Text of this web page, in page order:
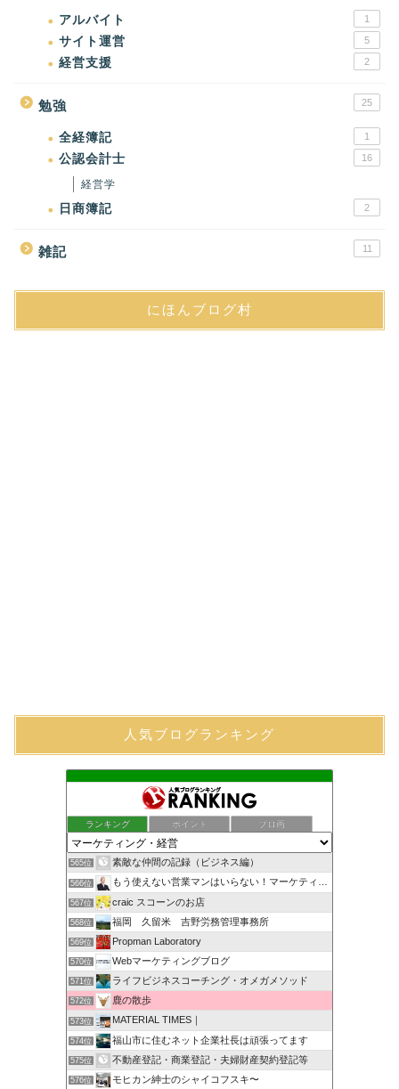
アルバイト 1
サイト運営 5
経営支援 2
勉強 25
全経簿記 1
公認会計士 16
経営学
日商簿記 2
雑記 11
にほんブログ村
人気ブログランキング
ランキング ポイント ブロ画
565位 素敵な仲間の記録（ビジネス編）
566位 もう使えない営業マンはいらない！マーケティング担当者による…
567位 craic スコーンのお店
568位 福岡 久留米 吉野労務管理事務所
569位 Propman Laboratory
570位 Webマーケティングブログ
571位 ライフビジネスコーチング・オメガメソッド
572位 鹿の散歩
573位 MATERIAL TIMES｜
574位 福山市に住むネット企業社長は頑張ってます
575位 不動産登記・商業登記・夫婦財産契約登記等
576位 モヒカン紳士のシャイコフスキ〜